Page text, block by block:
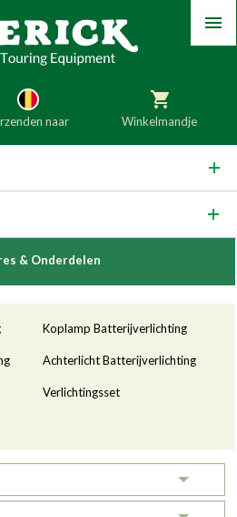
naar
Italië
Finland
Ierland
Winkelmandje
Menu
& Onderdelen
Koplamp Batterijverlichting
Achterlicht Batterijverlichting
Verlichtingsset
Toggle